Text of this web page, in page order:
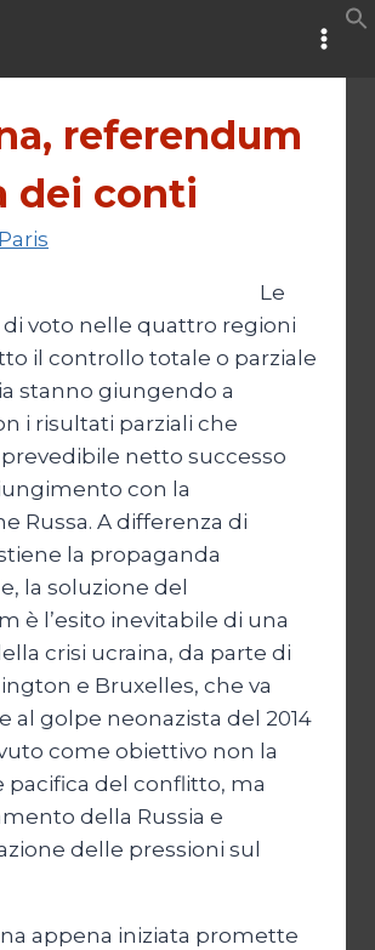
referendum
dei conti
Le
di voto nelle quattro regioni
il controllo totale o parziale
stanno giungendo a
i risultati parziali che
netto successo
con la
Russa. A differenza di
la propaganda
la soluzione del
è l’esito inevitabile di una
crisi ucraina, da parte di
e Bruxelles, che va
al golpe neonazista del 2014
come obiettivo non la
pacifica del conflitto, ma
della Russia e
delle pressioni sul
appena iniziata promette